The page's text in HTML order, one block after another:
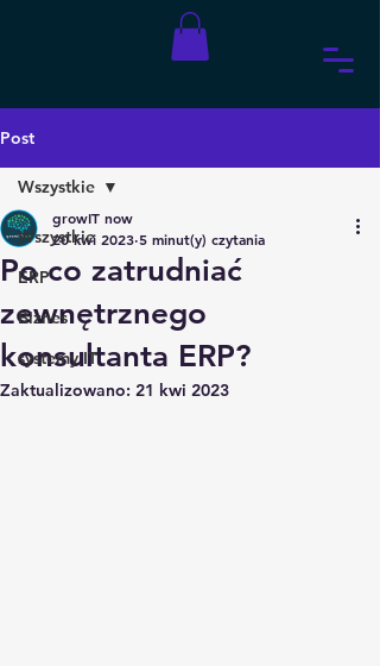
Post
Wszystkie
ERP
Biznes
systemy IT
Wszystkie
Po co zatrudniać
zewnętrznego
konsultanta ERP?
growIT now
20 kwi 2023 5 minut(y) czytania
Zaktualizowano: 21 kwi 2023